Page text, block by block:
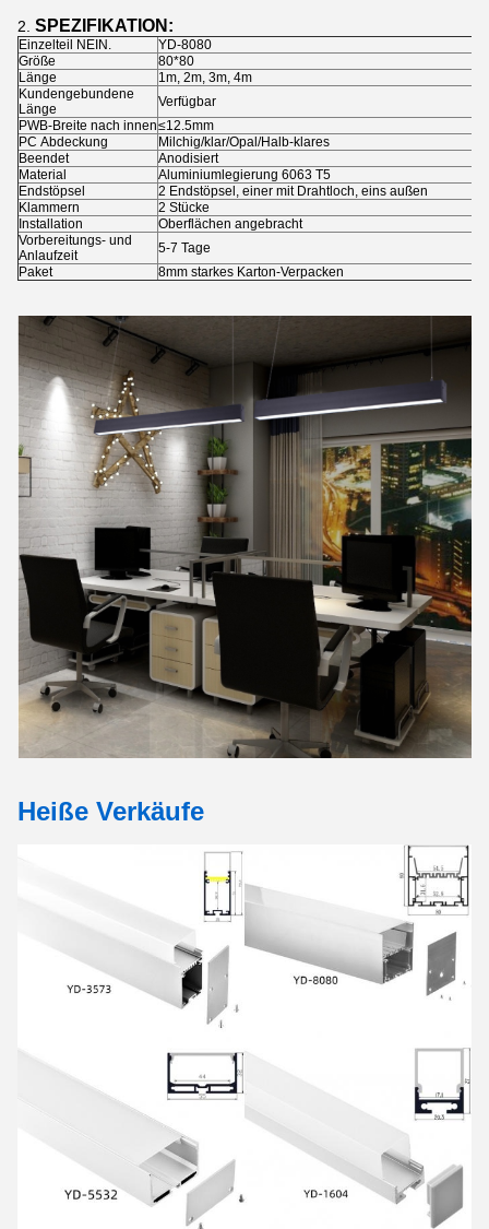
2. SPEZIFIKATION:
Einzelteil NEIN.
YD-8080
Größe
80*80
Länge
1m, 2m, 3m, 4m
Kundengebundene
Länge
Verfügbar
PWB-Breite nach innen≤12.5mm
PC Abdeckung
Milchig/klar/Opal/Halb-klares
Beendet
Anodisiert
Material
Aluminiumlegierung 6063 T5
Endstöpsel
2 Endstöpsel, einer mit Drahtloch, eins außen
Klammern
2 Stücke
Installation
Oberflächen angebracht
Vorbereitungs- und
Anlaufzeit
5-7 Tage
Paket
8mm starkes Karton-Verpacken
Heiße Verkäufe